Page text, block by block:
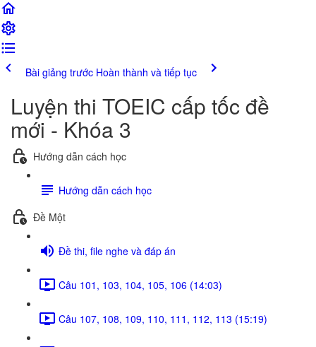
Bài giảng trước Hoàn thành và tiếp tục
Luyện thi TOEIC cấp tốc đề
mới - Khóa 3
Hướng dẫn cách học
Hướng dẫn cách học
Đề Một
Đề thi, file nghe và đáp án
Câu 101, 103, 104, 105, 106 (14:03)
Câu 107, 108, 109, 110, 111, 112, 113 (15:19)